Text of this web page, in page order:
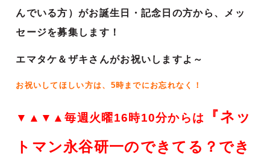
んでいる方）がお誕生日・記念日の方から、メッ
セージを募集します！
エマタケ＆ザキさんがお祝いしますよ～
お祝いしてほしい方は、5時までにお忘れなく！
▼▲▼▲毎週火曜16時10分からは
『ネッ
トマン永谷研一のできてる？でき